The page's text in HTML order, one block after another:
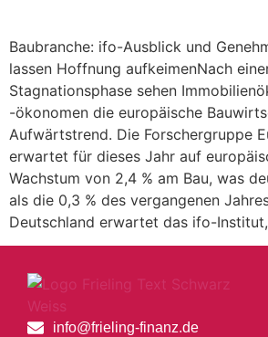
Baubranche: ifo-Ausblick und
lassen Hoffnung aufkeimenNach
Stagnationsphase sehen
-ökonomen die europäische
Aufwärtstrend. Die Forschergruppe
erwartet für dieses Jahr auf
Wachstum von 2,4 % am Bau, was
als die 0,3 % des vergangenen
Deutschland erwartet das ifo-
info@frieling-finanz.de